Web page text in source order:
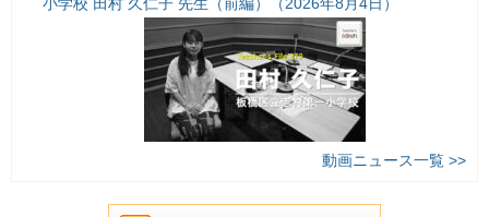
動画ニュース一覧 >>